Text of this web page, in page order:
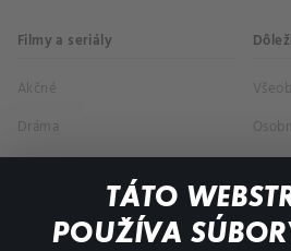
TÁTO
POUŽÍVA
Filmy a seriály
Akčné
Dráma